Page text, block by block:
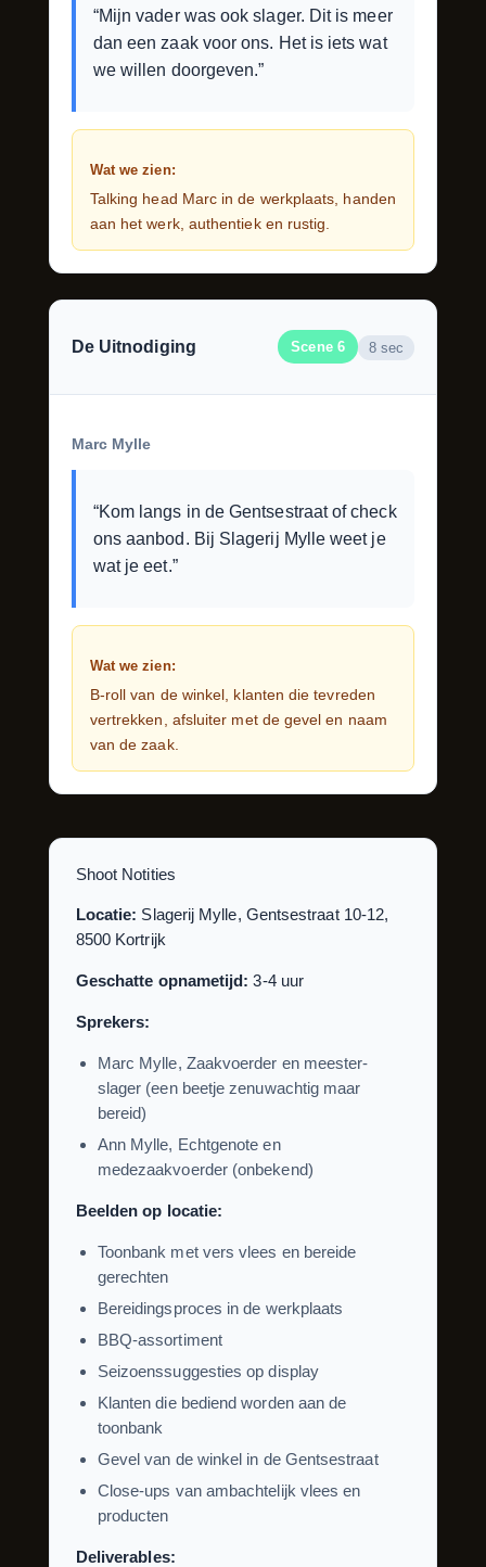
“Mijn vader was ook slager. Dit is meer
dan een zaak voor ons. Het is iets wat
we willen doorgeven.”
Wat we zien:
Talking head Marc in de werkplaats, handen
aan het werk, authentiek en rustig.
Scene 6
De Uitnodiging 8 sec
Marc Mylle
“Kom langs in de Gentsestraat of check
ons aanbod. Bij Slagerij Mylle weet je
wat je eet.”
Wat we zien:
B-roll van de winkel, klanten die tevreden
vertrekken, afsluiter met de gevel en naam
van de zaak.
Shoot Notities
Locatie: Slagerij Mylle, Gentsestraat 10-12,
8500 Kortrijk
Geschatte opnametijd: 3-4 uur
Sprekers:
Marc Mylle, Zaakvoerder en meester-
slager (een beetje zenuwachtig maar
bereid)
Ann Mylle, Echtgenote en
medezaakvoerder (onbekend)
Beelden op locatie:
Toonbank met vers vlees en bereide
gerechten
Bereidingsproces in de werkplaats
BBQ-assortiment
Seizoenssuggesties op display
Klanten die bediend worden aan de
toonbank
Gevel van de winkel in de Gentsestraat
Close-ups van ambachtelijk vlees en
producten
Deliverables: